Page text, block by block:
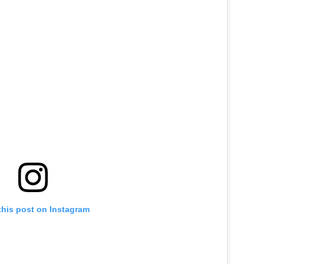
post on Instagram